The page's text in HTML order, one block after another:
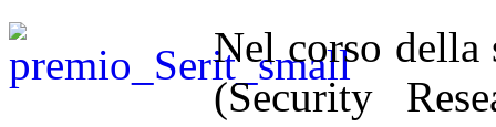
Nel corso della
(Security